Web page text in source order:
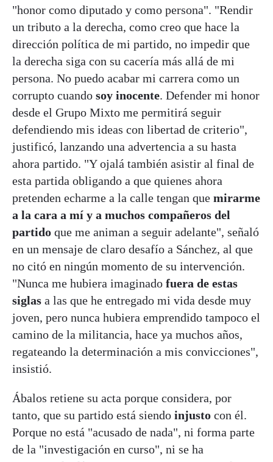
"honor como diputado y como persona". "Rendir
un tributo a la derecha, como creo que hace la
dirección política de mi partido, no impedir que
la derecha siga con su cacería más allá de mi
persona. No puedo acabar mi carrera como un
corrupto cuando soy inocente. Defender mi honor
desde el Grupo Mixto me permitirá seguir
defendiendo mis ideas con libertad de criterio",
justificó, lanzando una advertencia a su hasta
ahora partido. "Y ojalá también asistir al final de
esta partida obligando a que quienes ahora
pretenden echarme a la calle tengan que mirarme
a la cara a mí y a muchos compañeros del
partido que me animan a seguir adelante", señaló
en un mensaje de claro desafío a Sánchez, al que
no citó en ningún momento de su intervención.
"Nunca me hubiera imaginado fuera de estas
siglas a las que he entregado mi vida desde muy
joven, pero nunca hubiera emprendido tampoco el
camino de la militancia, hace ya muchos años,
regateando la determinación a mis convicciones",
insistió.
Ábalos retiene su acta porque considera, por
tanto, que su partido está siendo injusto con él.
Porque no está "acusado de nada", ni forma parte
de la "investigación en curso", ni se ha